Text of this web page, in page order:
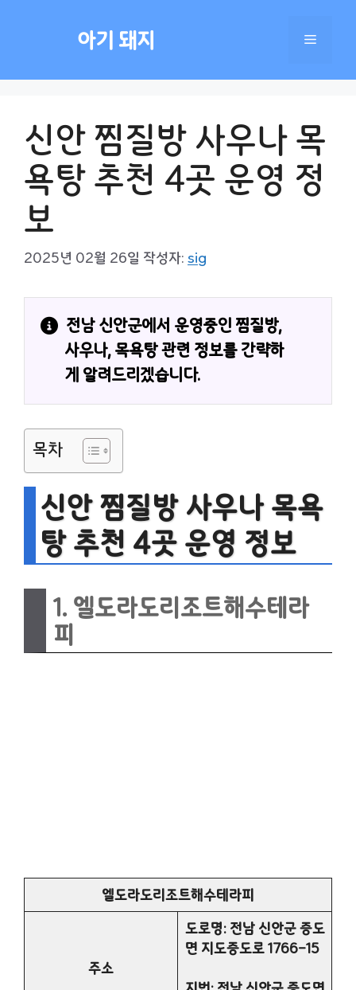
아기 돼지 메
신안 찜질방 사우나 목
욕탕 추천 4곳 운영 정
보
2025년 02월 26일 작성자: sig
전남 신안군에서 운영중인 찜질방,
사우나, 목욕탕 관련 정보를 간략하
게 알려드리겠습니다.
목차
신안 찜질방 사우나 목욕
탕 추천 4곳 운영 정보
1. 엘도라도리조트해수테라
피
엘도라도리조트해수테라피
주소
도로명: 전남 신안군 증도
면 지도증도로 1766-15